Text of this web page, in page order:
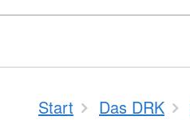
Start Das DRK